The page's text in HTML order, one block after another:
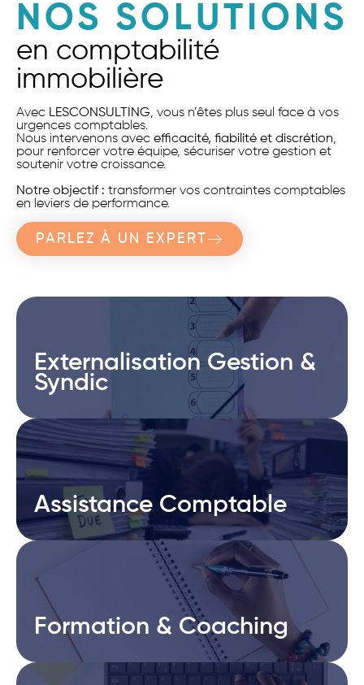
NOS SOLUTIONS
en comptabilité
immobilière
Avec LESCONSULTING, vous n’êtes plus seul face à vos
urgences comptables.
Nous intervenons avec efficacité, fiabilité et discrétion,
pour renforcer votre équipe, sécuriser votre gestion et
soutenir votre croissance.
Notre objectif : transformer vos contraintes comptables
en leviers de performance.
PARLEZ À UN EXPERT
Externalisation Gestion &
Syndic
Externalisation Gestion &
Syndic
Assistance Comptable
Assistance Comptable
Formation & Coaching
Formation & Coaching